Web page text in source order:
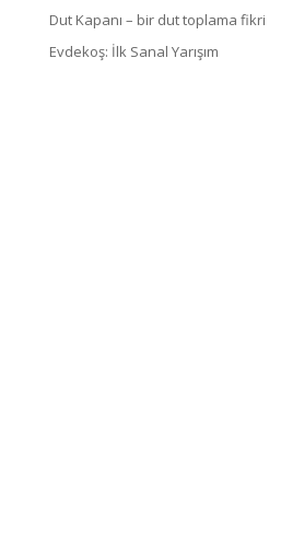
Dut Kapanı – bir dut toplama fikri
Evdekoş: İlk Sanal Yarışım